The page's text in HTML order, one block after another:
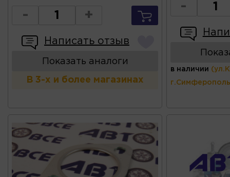
- +
Написать отзыв
Показать аналоги
В 3-х и более магазинах
-
в наличии